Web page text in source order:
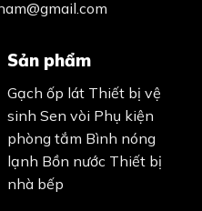
Sản phẩm
Gạch ốp lát Thiết bị vệ
sinh Sen vòi Phụ kiện
phòng tắm Bình nóng
lạnh Bồn nước Thiết bị
nhà bếp